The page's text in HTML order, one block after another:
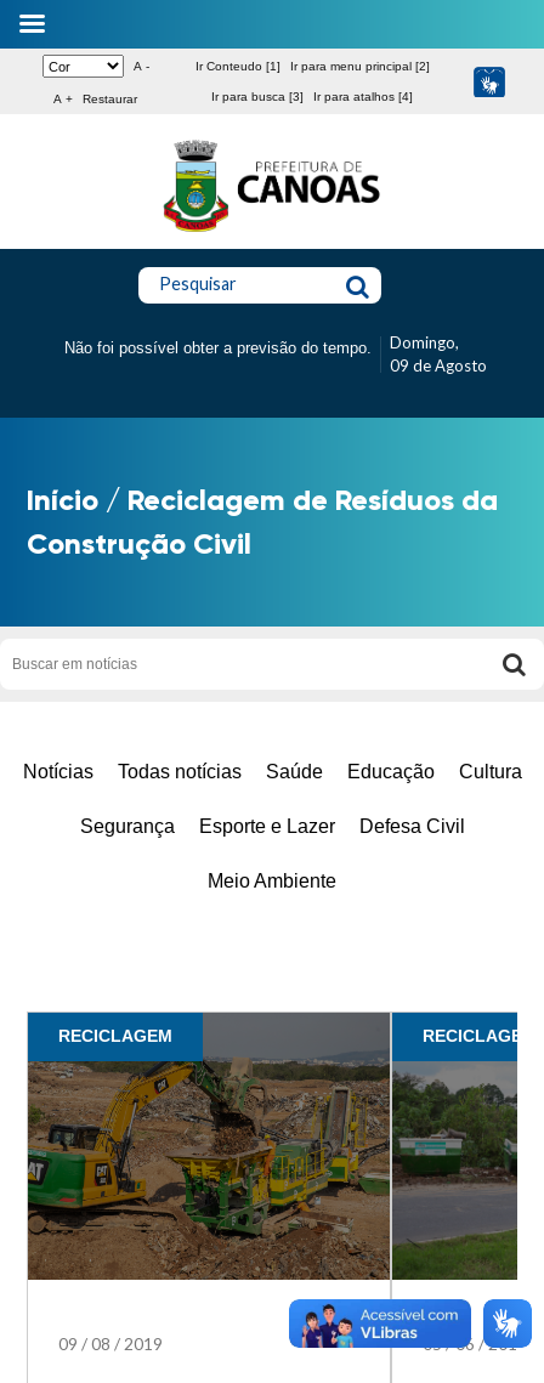
A -
A + Restaurar
Ir Conteudo [1] Ir para menu principal [2]
Ir para busca [3] Ir para atalhos [4]
Pesquisar
Não foi possível obter a previsão do tempo.
Domingo,
09 de Agosto
Início / Reciclagem de Resíduos da
Construção Civil
Notícias Todas notícias Saúde Educação Cultura
Segurança Esporte e Lazer Defesa Civil
Meio Ambiente
RECICLAGEM
09 /08 /2019
RECICLAGEM
05/06 /2019